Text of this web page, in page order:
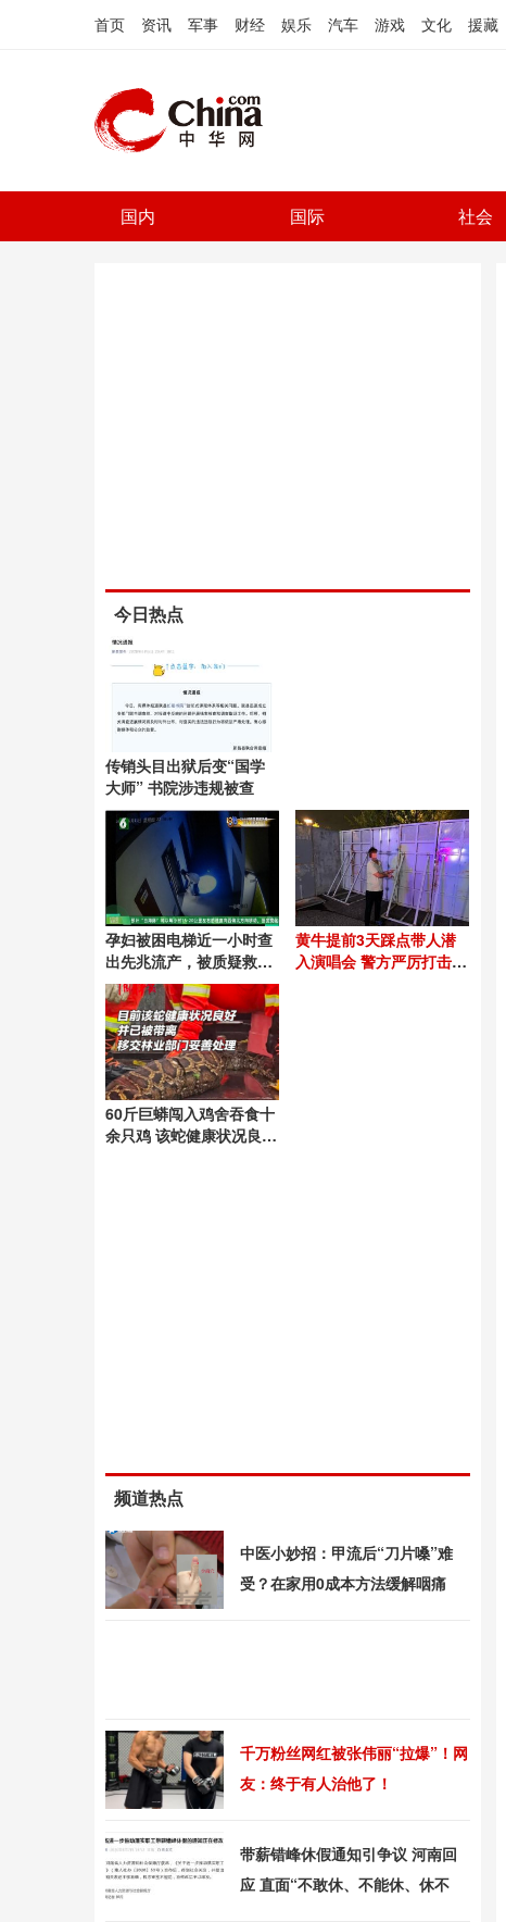
首页 资讯 军事 财经 娱乐 汽车 游戏 文化 援藏
国内 国际 社会
今日热点
传销头目出狱后变“国学
大师” 书院涉违规被查
孕妇被困电梯近一小时查
出先兆流产，被质疑救援
不力，管理方：当事人没
及时按救援键
黄牛提前3天踩点带人潜
入演唱会 警方严厉打击违
60斤巨蟒闯入鸡舍吞食十
余只鸡 该蛇健康状况良好
频道热点
中医小妙招：甲流后“刀片嗓”难
受？在家用0成本方法缓解咽痛
千万粉丝网红被张伟丽“拉爆”！网
友：终于有人治他了！
带薪错峰休假通知引争议 河南回
应 直面“不敢休、不能休、休不